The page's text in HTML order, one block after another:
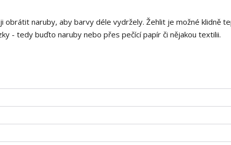
obrátit naruby, aby barvy déle vydržely. Žehlit je možné klidně
- tedy buďto naruby nebo přes pečící papír či nějakou textilii.